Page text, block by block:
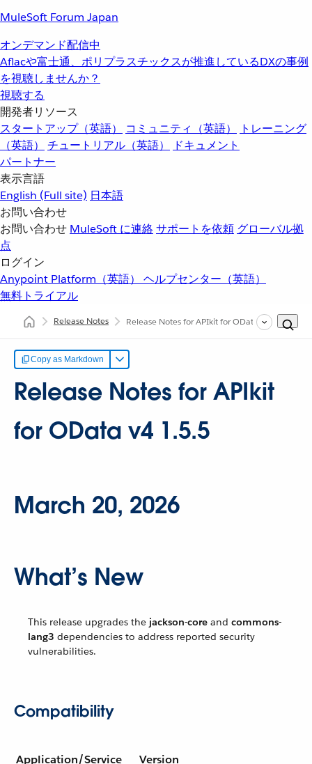
MuleSoft Forum Japan
オンデマンド配信中
Aflacや富士通、ポリプラスチックスが推進しているDXの事例
を視聴しませんか？
視聴する
開発者リソース
スタートアップ（英語）
コミュニティ（英語）
トレーニング
（英語）
チュートリアル（英語）
ドキュメント
パートナー
表示言語
English (Full site) 日本語
お問い合わせ
お問い合わせ MuleSoft に連絡サポートを依頼 グローバル拠
点
ログイン
Anypoint Platform（英語） ヘルプセンター（英語）
無料トライアル
Release Notes Release Notes for APIkit for OData v4 1.5.5
Copy as Markdown
Release Notes for APIkit
for OData v4 1.5.5
March 20, 2026
What’s New
This release upgrades the jackson-core and commons-
lang3 dependencies to address reported security
vulnerabilities.
Compatibility
Application/Service Version